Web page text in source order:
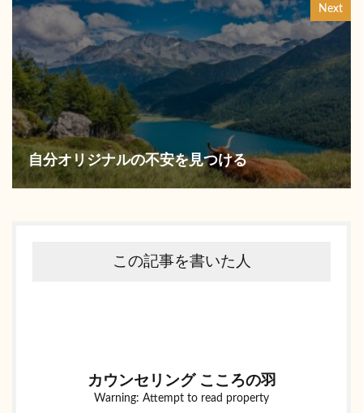
Next
自分オリジナルの不安を見つける
この記事を書いた人
カウンセリング こころの羽
Warning: Attempt to read property